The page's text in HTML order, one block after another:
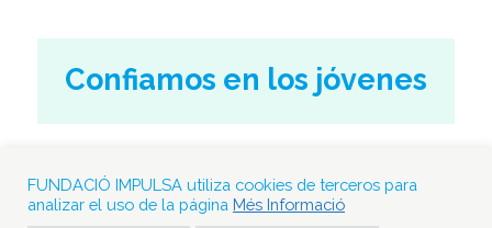
Confiamos en los jóvenes
08500 Vic. Barcelona
FUNDACIÓ IMPULSA utiliza cookies de terceros para
analizar el uso de la página Més Informació